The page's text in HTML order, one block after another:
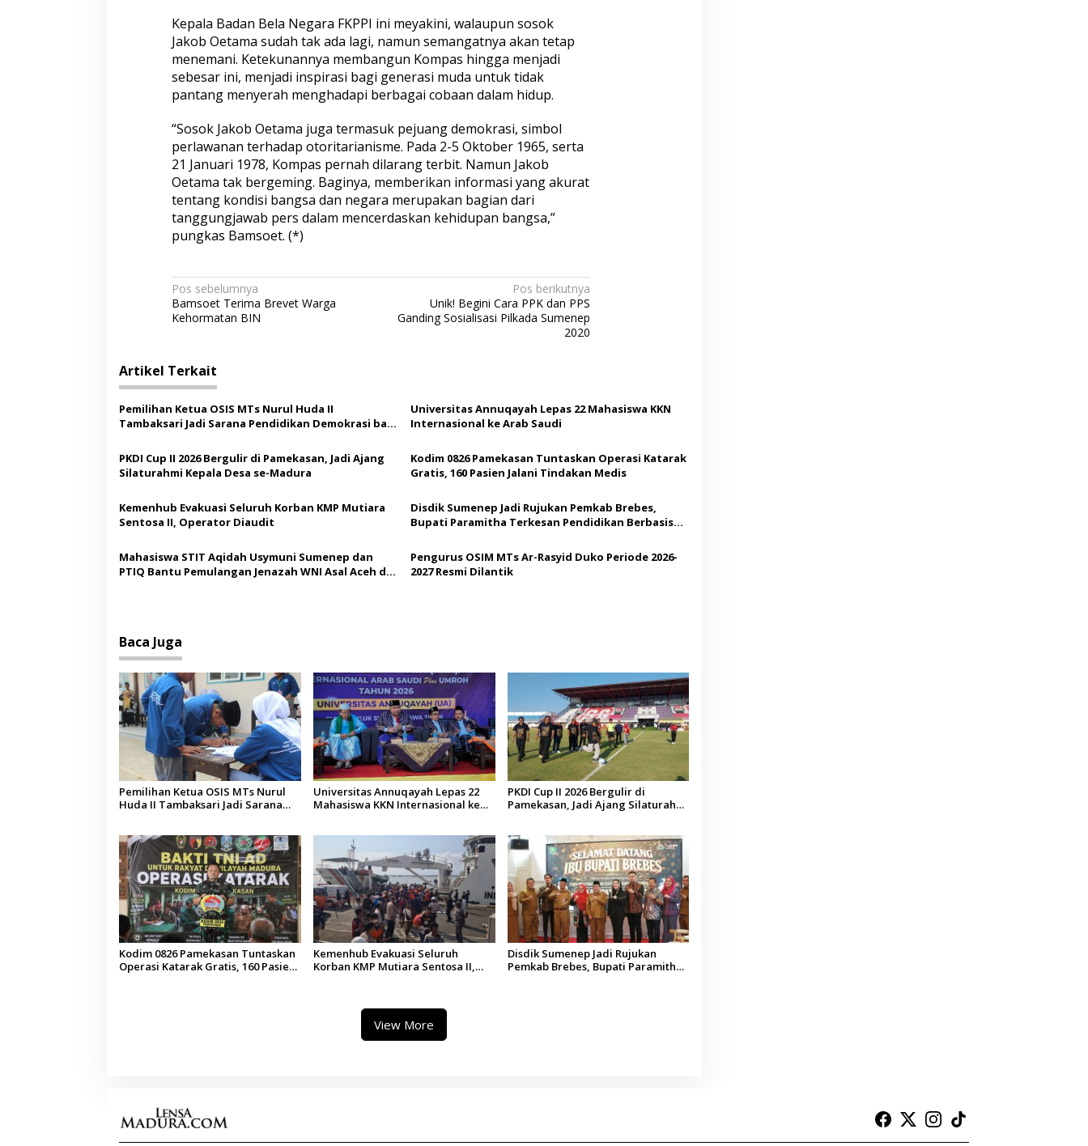
Kepala Badan Bela Negara FKPPI ini meyakini, walaupun sosok
Jakob Oetama sudah tak ada lagi, namun semangatnya akan tetap
menemani. Ketekunannya membangun Kompas hingga menjadi
sebesar ini, menjadi inspirasi bagi generasi muda untuk tidak
pantang menyerah menghadapi berbagai cobaan dalam hidup.
“Sosok Jakob Oetama juga termasuk pejuang demokrasi, simbol
perlawanan terhadap otoritarianisme. Pada 2-5 Oktober 1965, serta
21 Januari 1978, Kompas pernah dilarang terbit. Namun Jakob
Oetama tak bergeming. Baginya, memberikan informasi yang akurat
tentang kondisi bangsa dan negara merupakan bagian dari
tanggungjawab pers dalam mencerdaskan kehidupan bangsa,”
pungkas Bamsoet. (*)
N
a
i
g
a
s
i
p
o
s
Pos sebelumnya
Bamsoet Terima Brevet Warga
Kehormatan BIN
Pos berikutnya
Unik! Begini Cara PPK dan PPS
Ganding Sosialisasi Pilkada Sumenep
2020
Artikel Terkait
Pemilihan Ketua OSIS MTs Nurul Huda II
Tambaksari Jadi Sarana Pendidikan Demokrasi bagi
Universitas Annuqayah Lepas 22 Mahasiswa KKN
Internasional ke Arab Saudi
PKDI Cup II 2026 Bergulir di Pamekasan, Jadi Ajang
Silaturahmi Kepala Desa se-Madura
Kodim 0826 Pamekasan Tuntaskan Operasi Katarak
Gratis, 160 Pasien Jalani Tindakan Medis
Kemenhub Evakuasi Seluruh Korban KMP Mutiara
Sentosa II, Operator Diaudit
Disdik Sumenep Jadi Rujukan Pemkab Brebes,
Bupati Paramitha Terkesan Pendidikan Berbasis
Mahasiswa STIT Aqidah Usymuni Sumenep dan
PTIQ Bantu Pemulangan Jenazah WNI Asal Aceh di
Pengurus OSIM MTs Ar-Rasyid Duko Periode 2026-
2027 Resmi Dilantik
Baca Juga
Pemilihan Ketua OSIS MTs Nurul
Huda II Tambaksari Jadi Sarana
Universitas Annuqayah Lepas 22
Mahasiswa KKN Internasional ke
PKDI Cup II 2026 Bergulir di
Pamekasan, Jadi Ajang Silaturahmi
Kodim 0826 Pamekasan Tuntaskan
Operasi Katarak Gratis, 160 Pasien
Kemenhub Evakuasi Seluruh
Korban KMP Mutiara Sentosa II,
Disdik Sumenep Jadi Rujukan
Pemkab Brebes, Bupati Paramitha
View More